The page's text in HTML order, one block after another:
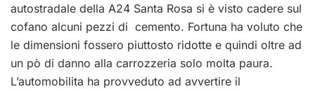
autostradale della A24 Santa Rosa si è visto cadere sul
cofano alcuni pezzi di cemento. Fortuna ha voluto che
le dimensioni fossero piuttosto ridotte e quindi oltre ad
un pò di danno alla carrozzeria solo molta paura.
L’automobilita ha provveduto ad avvertire il